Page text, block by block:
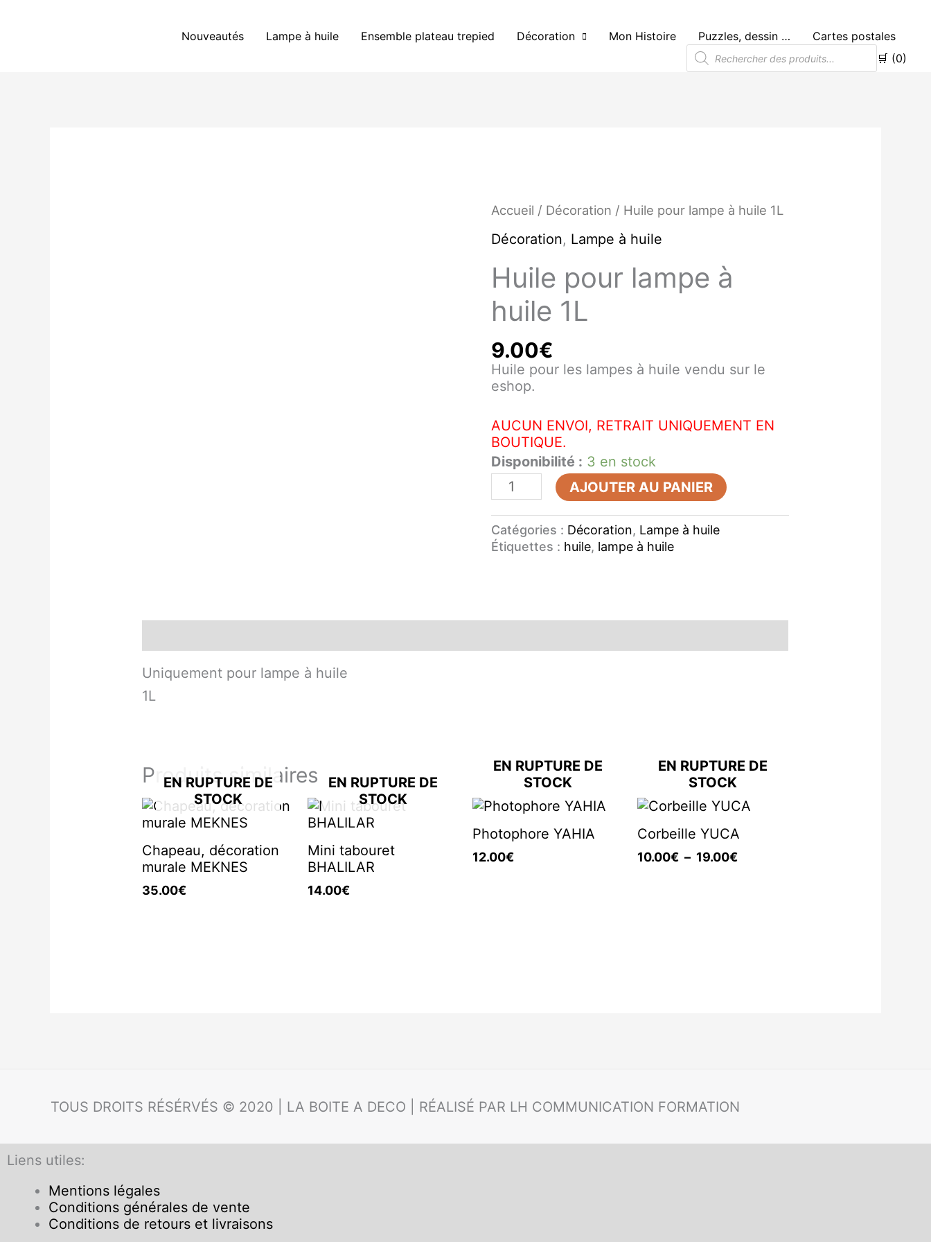
Nouveautés Lampe à huile Ensemble plateau trepied Décoration Mon Histoire Puzzles, dessin …
Cartes postales
Recherche
de
🛒 (0)
Accueil / Décoration / Huile pour lampe à huile 1L
Décoration, Lampe à huile
Huile pour lampe à
huile 1L
9.00€
Huile pour les lampes à huile vendu sur le
eshop.
AUCUN ENVOI, RETRAIT UNIQUEMENT EN
BOUTIQUE.
Disponibilité : 3 en stock
quantité
Huile
lampe
à
huile
1L
AJOUTER AU PANIER
Catégories : Décoration, Lampe à huile
Étiquettes : huile, lampe à huile
Uniquement pour lampe à huile
1L
Produits similaires
EN RUPTURE DE
STOCK
Chapeau, décoration
murale MEKNES
35.00€
EN RUPTURE DE
STOCK
Mini tabouret
BHALILAR
14.00€
EN RUPTURE DE
STOCK
Photophore YAHIA
12.00€
EN RUPTURE DE
STOCK
Corbeille YUCA
10.00€ – 19.00€
Plage
prix :
10.00€
TOUS DROITS RÉSÉRVÉS © 2020 | LA BOITE A DECO | RÉALISÉ PAR LH COMMUNICATION FORMATION
Liens utiles:
Mentions légales
Conditions générales de vente
Conditions de retours et livraisons